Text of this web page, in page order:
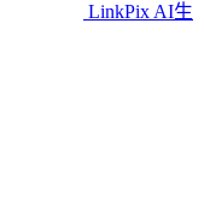
LinkPix AI生